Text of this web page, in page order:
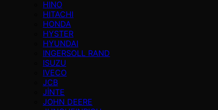
HINO
HITACHI
HONDA
HYSTER
HYUNDAI
INGERSOLL RAND
ISUZU
IVECO
JCB
JİNTE
JOHN DEERE